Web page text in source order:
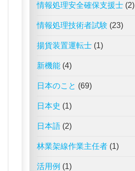
情報処理安全確保支援士 (2)
情報処理技術者試験 (23)
揚貨装置運転士 (1)
新機能 (4)
日本のこと (69)
日本史 (1)
日本語 (2)
林業架線作業主任者 (1)
活用例 (1)